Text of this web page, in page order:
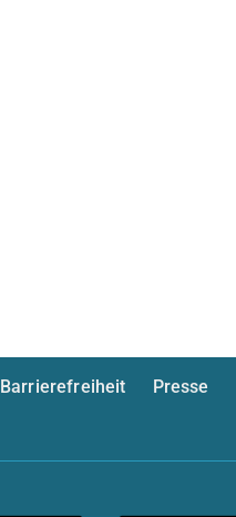
Barrierefreiheit Presse